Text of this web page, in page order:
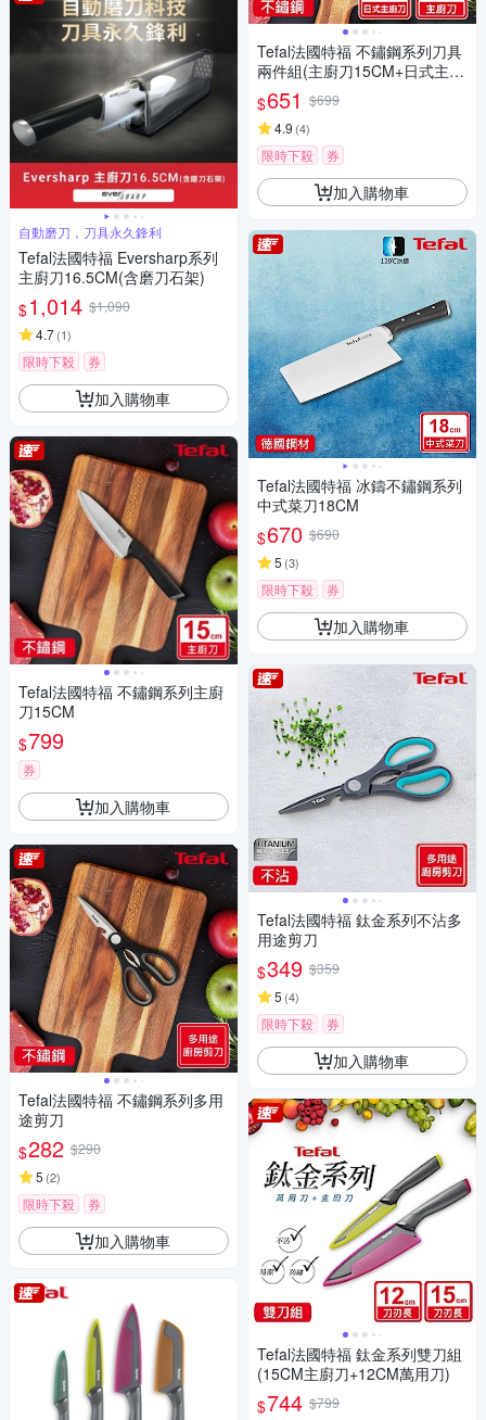
自動磨刀，刀具永久鋒利
Tefal法國特福 Eversharp系列
主廚刀16.5CM(含磨刀石架)
$1,014 $1,090
4.7(1)
限時下殺 券
加入購物車
Tefal法國特福 不鏽鋼系列主廚
刀15CM
$799
券
加入購物車
Tefal法國特福 不鏽鋼系列多用
途剪刀
$282 $290
5 (2)
限時下殺 券
加入購物車
Tefal法國特福 不鏽鋼系列刀具
兩件組(主廚刀15CM+日式主廚
刀12CM)
$651 $699
4.9 (4)
限時下殺 券
加入購物車
Tefal法國特福 冰鑄不鏽鋼系列
中式菜刀18CM
$670 $690
5 (3)
限時下殺 券
加入購物車
Tefal法國特福 鈦金系列不沾多
用途剪刀
$349 $359
5 (4)
限時下殺 券
加入購物車
Tefal法國特福 鈦金系列雙刀組
(15CM主廚刀+12CM萬用刀)
$744 $799